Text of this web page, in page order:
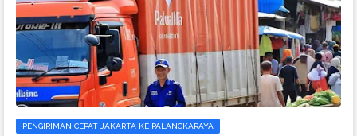
PENGIRIMAN CEPAT JAKARTA KE PALANGKARAYA